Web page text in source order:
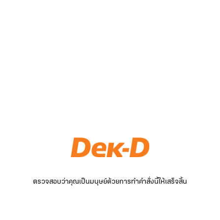
ตรวจสอบว่าคุณเป็นมนุษย์ด้วยการทำคำสั่งนี้ให้เสร็จสิ้น